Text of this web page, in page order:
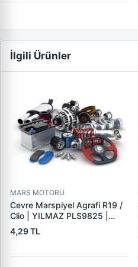
İlgili Ürünler
MARS MOTORU
Cevre Marspiyel Agrafi R19 /
Clio | YILMAZ PLS9825 |
OEM 7703077256
4,29 TL